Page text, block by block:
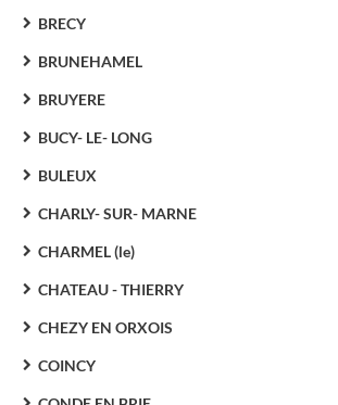
BRECY
BRUNEHAMEL
BRUYERE
BUCY- LE- LONG
BULEUX
CHARLY- SUR- MARNE
CHARMEL (le)
CHATEAU - THIERRY
CHEZY EN ORXOIS
COINCY